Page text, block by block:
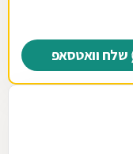
שלח וואטסאפ